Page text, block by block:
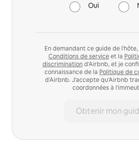
Oui
En demandant ce guide de
Conditions de serviceet la
discrimination d'Airbnb, et je
connaissance de la Politique de
d'Airbnb. J'accepte qu'Airbnb
coordonnées à
Obtenir mon